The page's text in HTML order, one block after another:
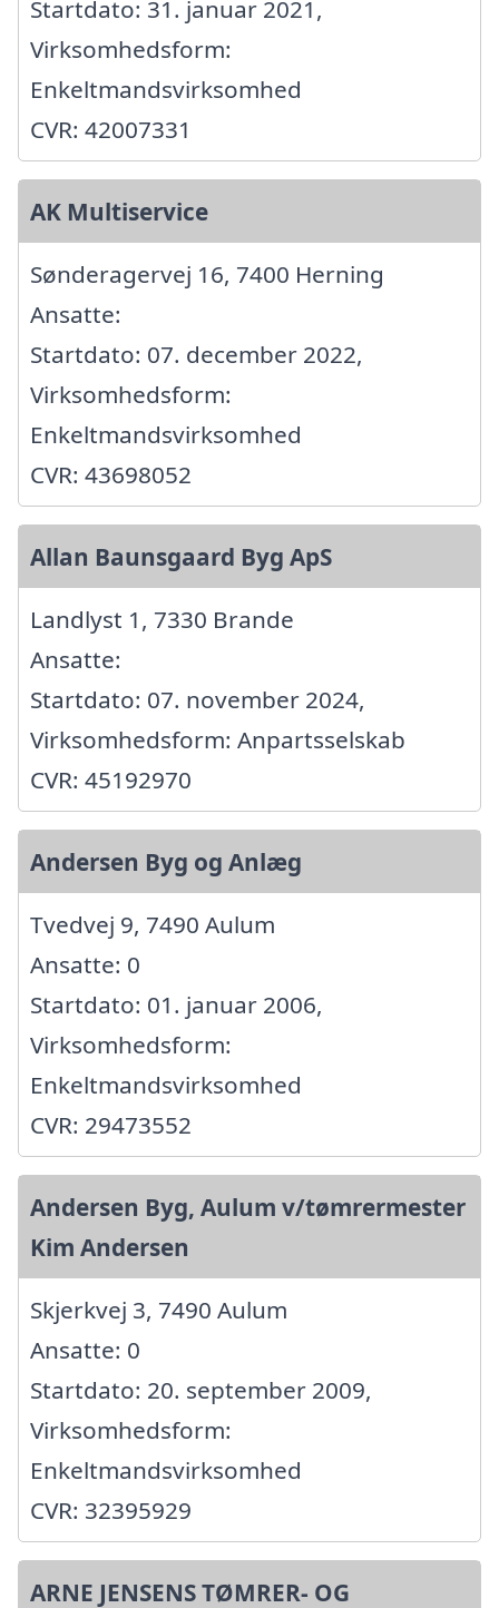
Startdato: 31. januar 2021,
Virksomhedsform:
Enkeltmandsvirksomhed
CVR: 42007331
AK Multiservice
Sønderagervej 16, 7400 Herning
Ansatte:
Startdato: 07. december 2022,
Virksomhedsform:
Enkeltmandsvirksomhed
CVR: 43698052
Allan Baunsgaard Byg ApS
Landlyst 1, 7330 Brande
Ansatte:
Startdato: 07. november 2024,
Virksomhedsform: Anpartsselskab
CVR: 45192970
Andersen Byg og Anlæg
Tvedvej 9, 7490 Aulum
Ansatte: 0
Startdato: 01. januar 2006,
Virksomhedsform:
Enkeltmandsvirksomhed
CVR: 29473552
Andersen Byg, Aulum v/tømrermester
Kim Andersen
Skjerkvej 3, 7490 Aulum
Ansatte: 0
Startdato: 20. september 2009,
Virksomhedsform:
Enkeltmandsvirksomhed
CVR: 32395929
ARNE JENSENS TØMRER- OG